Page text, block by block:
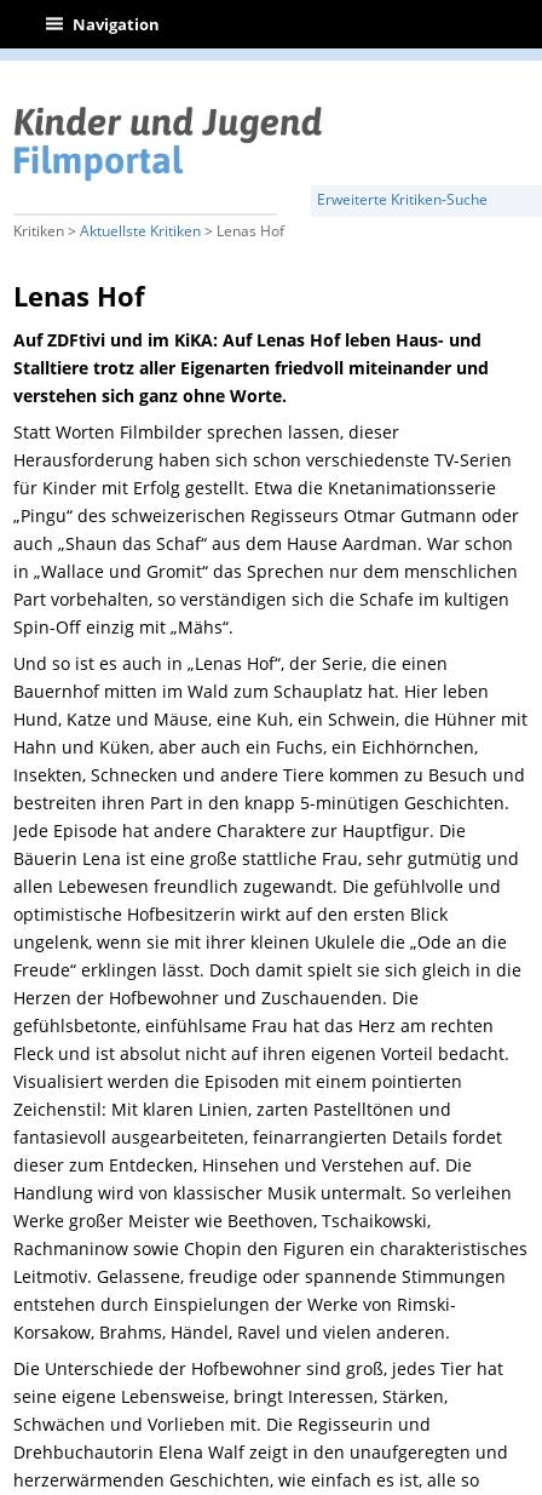
| Navigation
Erweiterte Kritiken-Suche
Kritiken >Aktuellste Kritiken> Lenas Hof
Lenas Hof
Auf ZDFtivi und im KiKA: Auf Lenas Hof leben Haus- und
Stalltiere trotz aller Eigenarten friedvoll miteinander und
verstehen sich ganz ohne Worte.
Statt Worten Filmbilder sprechen lassen, dieser
Herausforderung haben sich schon verschiedenste TV-Serien
für Kinder mit Erfolg gestellt. Etwa die Knetanimationsserie
„Pingu“ des schweizerischen Regisseurs Otmar Gutmann oder
auch „Shaun das Schaf“ aus dem Hause Aardman. War schon
in „Wallace und Gromit“ das Sprechen nur dem menschlichen
Part vorbehalten, so verständigen sich die Schafe im kultigen
Spin-Off einzig mit „Mähs“.
Und so ist es auch in „Lenas Hof“, der Serie, die einen
Bauernhof mitten im Wald zum Schauplatz hat. Hier leben
Hund, Katze und Mäuse, eine Kuh, ein Schwein, die Hühner mit
Hahn und Küken, aber auch ein Fuchs, ein Eichhörnchen,
Insekten, Schnecken und andere Tiere kommen zu Besuch und
bestreiten ihren Part in den knapp 5-minütigen Geschichten.
Jede Episode hat andere Charaktere zur Hauptfigur. Die
Bäuerin Lena ist eine große stattliche Frau, sehr gutmütig und
allen Lebewesen freundlich zugewandt. Die gefühlvolle und
optimistische Hofbesitzerin wirkt auf den ersten Blick
ungelenk, wenn sie mit ihrer kleinen Ukulele die „Ode an die
Freude“ erklingen lässt. Doch damit spielt sie sich gleich in die
Herzen der Hofbewohner und Zuschauenden. Die
gefühlsbetonte, einfühlsame Frau hat das Herz am rechten
Fleck und ist absolut nicht auf ihren eigenen Vorteil bedacht.
Visualisiert werden die Episoden mit einem pointierten
Zeichenstil: Mit klaren Linien, zarten Pastelltönen und
fantasievoll ausgearbeiteten, feinarrangierten Details fordet
dieser zum Entdecken, Hinsehen und Verstehen auf. Die
Handlung wird von klassischer Musik untermalt. So verleihen
Werke großer Meister wie Beethoven, Tschaikowski,
Rachmaninow sowie Chopin den Figuren ein charakteristisches
Leitmotiv. Gelassene, freudige oder spannende Stimmungen
entstehen durch Einspielungen der Werke von Rimski-
Korsakow, Brahms, Händel, Ravel und vielen anderen.
Die Unterschiede der Hofbewohner sind groß, jedes Tier hat
seine eigene Lebensweise, bringt Interessen, Stärken,
Schwächen und Vorlieben mit. Die Regisseurin und
Drehbuchautorin Elena Walf zeigt in den unaufgeregten und
herzerwärmenden Geschichten, wie einfach es ist, alle so